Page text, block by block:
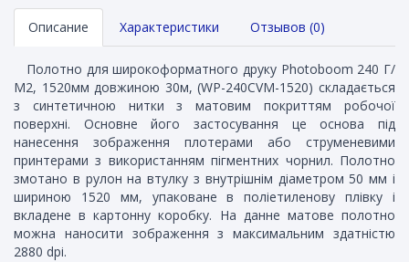
Описание Характеристики Отзывов (0)
Полотно для широкоформатного друку Photoboom 240 Г/
М2, 1520мм довжиною 30м, (WP-240CVM-1520) складається
з синтетичною нитки з матовим покриттям робочої
поверхні. Основне його застосування це основа під
нанесення зображення плотерами або струменевими
принтерами з використанням пігментних чорнил. Полотно
змотано в рулон на втулку з внутрішнім діаметром 50 мм і
шириною 1520 мм, упаковане в поліетиленову плівку і
вкладене в картонну коробку. На данне матове полотно
можна наносити зображення з максимальним здатністю
2880 dpi.